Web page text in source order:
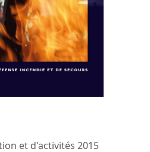
et d'activités 2015